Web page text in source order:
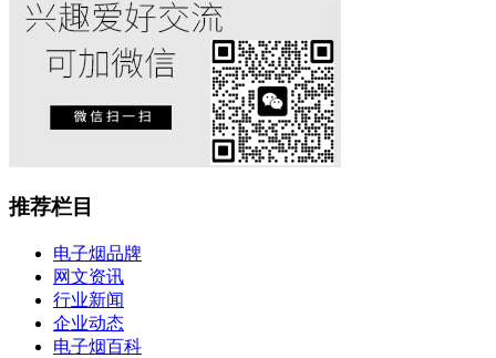
推荐栏目
电子烟品牌
网文资讯
行业新闻
企业动态
电子烟百科